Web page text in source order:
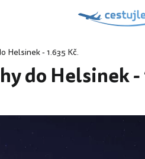
Helsinek - 1.635 Kč.
do Helsinek -